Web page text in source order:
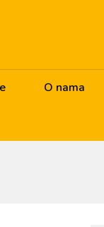
O nama